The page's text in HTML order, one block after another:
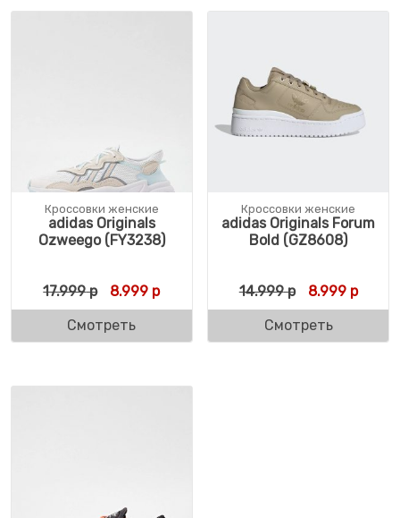
Кроссовки женские
adidas Originals
Ozweego (FY3238)
17.999р Первоначальная цена составляла 17.999
8.999 рТекущая цена: 8.999 р.
Смотреть
Кроссовки женские
adidas Originals Forum
Bold (GZ8608)
14.999р 8.999р
Смотреть